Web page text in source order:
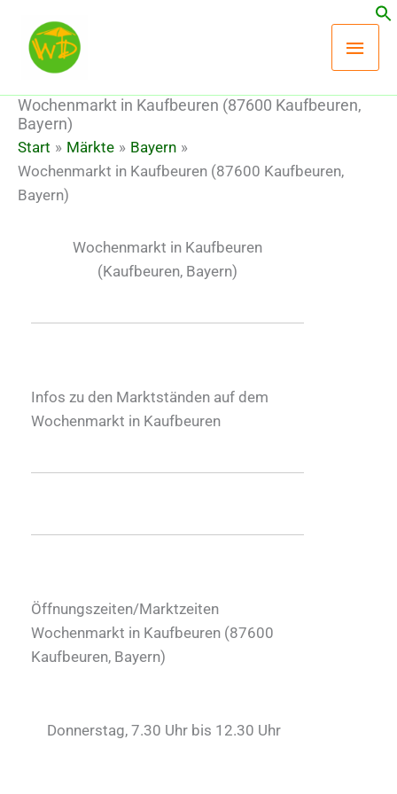
Inhalt
springen
Wochenmarkt in Kaufbeuren (87600 Kaufbeuren,
Bayern)
Start Märkte
Bayern
Wochenmarkt in Kaufbeuren (87600 Kaufbeuren,
Bayern)
Wochenmarkt in Kaufbeuren
(Kaufbeuren, Bayern)
Infos zu den Marktständen auf dem
Wochenmarkt in Kaufbeuren
Öffnungszeiten/Marktzeiten
Wochenmarkt in Kaufbeuren (87600
Kaufbeuren, Bayern)
Donnerstag, 7.30 Uhr bis 12.30 Uhr